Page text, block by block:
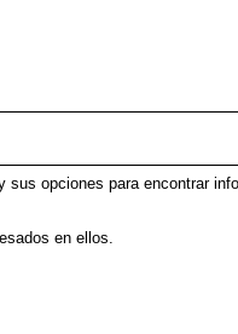
opciones para encontrar
en ellos.